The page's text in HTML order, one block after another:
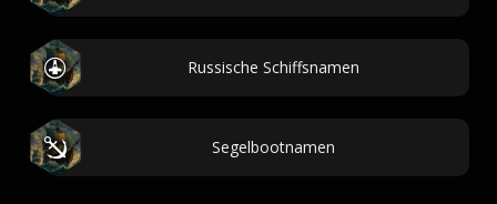
Russische Schiffsnamen
Segelbootnamen